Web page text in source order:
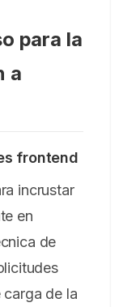
para la
a
frontend
incrustar
en
de
de la